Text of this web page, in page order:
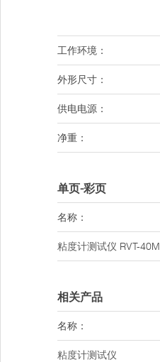
工作环境：
外形尺寸：
供电电源：
净重：
单页-彩页
名称：
粘度计测试仪 RVT-40M
相关产品
名称：
粘度计测试仪